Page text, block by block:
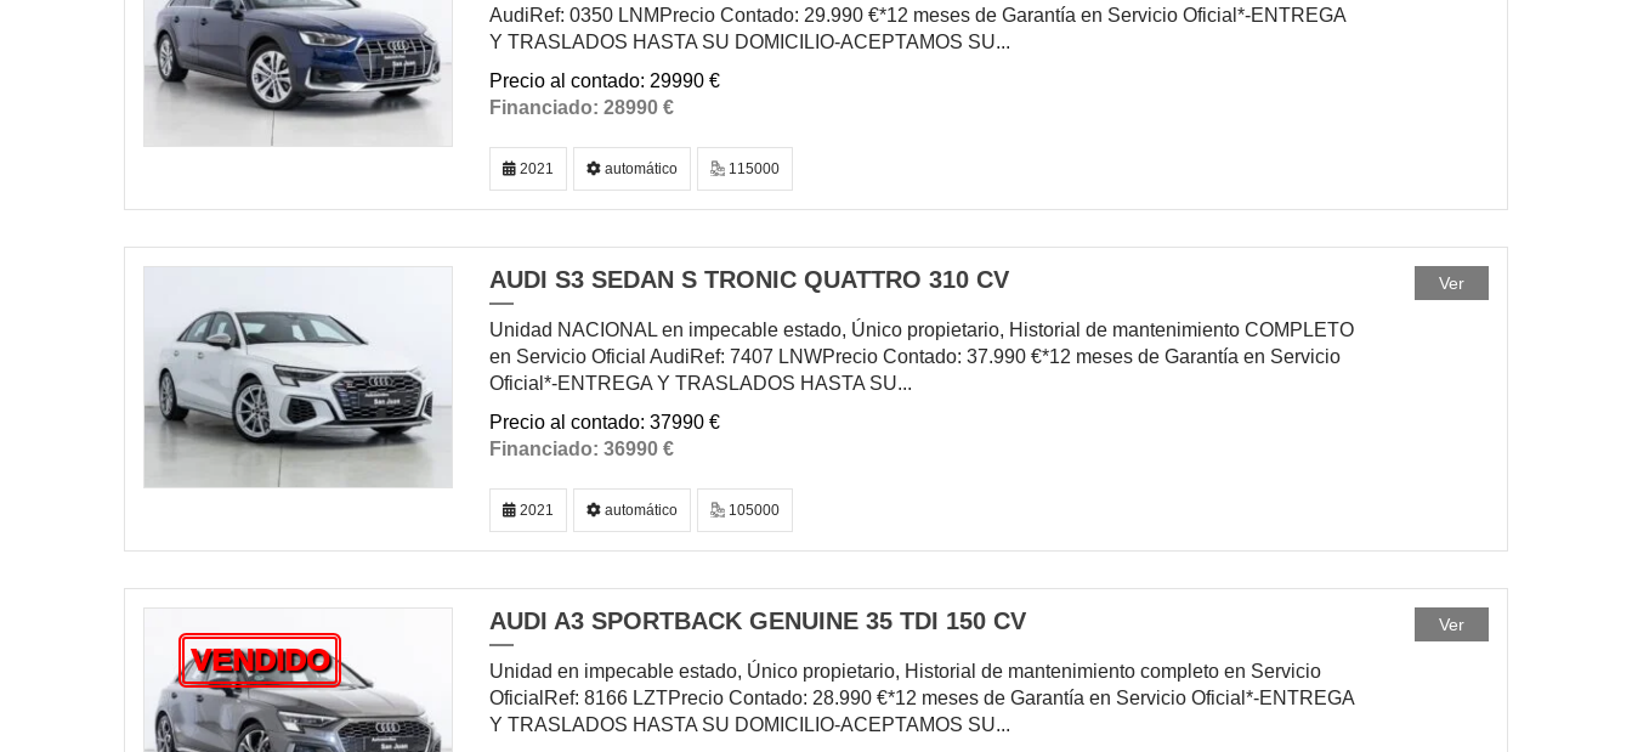
AudiRef: 0350 LNMPrecio Contado: 29.990 €*12 meses de Garantía en Servicio Oficial*-ENTREGA
Y TRASLADOS HASTA SU DOMICILIO-ACEPTAMOS SU...
29990 €
28990 €
2021 automático 115000
DISPONIBLE
AUDI S3 SEDAN S TRONIC QUATTRO 310 CV
Unidad NACIONAL en impecable estado, Único propietario, Historial de mantenimiento COMPLETO
en Servicio Oficial AudiRef: 7407 LNWPrecio Contado: 37.990 €*12 meses de Garantía en Servicio
Oficial*-ENTREGA Y TRASLADOS HASTA SU...
37990 €
36990 €
Ver
2021 automático 105000
VENDIDO
AUDI A3 SPORTBACK GENUINE 35 TDI 150 CV
Unidad en impecable estado, Único propietario, Historial de mantenimiento completo en Servicio
OficialRef: 8166 LZTPrecio Contado: 28.990 €*12 meses de Garantía en Servicio Oficial*-ENTREGA
Y TRASLADOS HASTA SU DOMICILIO-ACEPTAMOS SU...
Ver